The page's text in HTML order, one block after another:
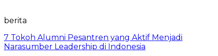
berita
7 Tokoh Alumni Pesantren yang Aktif Menjadi
Narasumber Leadership di Indonesia